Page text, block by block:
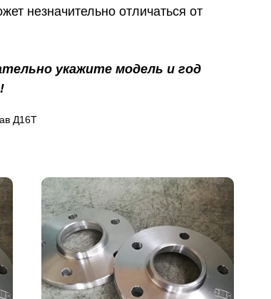
незначительно отличаться от
укажите модель и год
Д16Т